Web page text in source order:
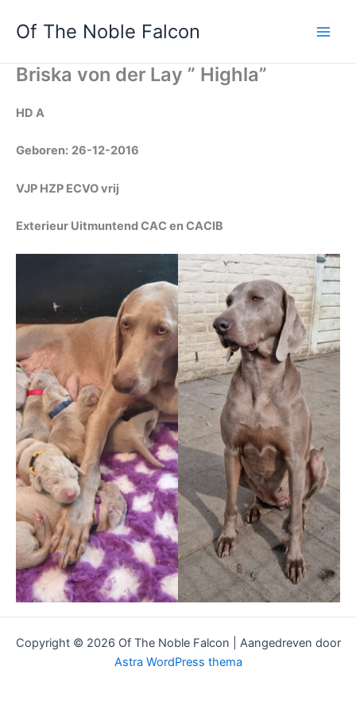
naar
inhoud
Of The Noble Falcon
Briska von der Lay ” Highla”
HD A
Geboren: 26-12-2016
VJP HZP ECVO vrij
Exterieur Uitmuntend CAC en CACIB
Copyright © 2026 Of The Noble Falcon | Aangedreven door
Astra WordPress thema